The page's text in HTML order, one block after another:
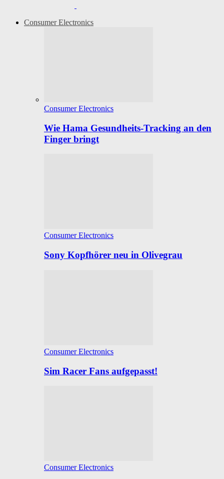
Consumer Electronics
Consumer Electronics
Wie Hama Gesundheits-Tracking an den
Finger bringt
Consumer Electronics
Sony Kopfhörer neu in Olivegrau
Consumer Electronics
Sim Racer Fans aufgepasst!
Consumer Electronics